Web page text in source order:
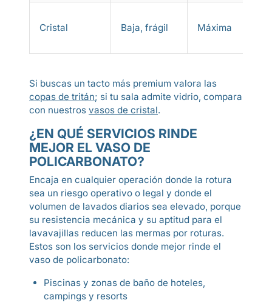
Cristal Baja, frágil Máxima
Si buscas un tacto más premium valora las
copas de tritán; si tu sala admite vidrio, compara
con nuestros vasos de cristal.
¿EN QUÉ SERVICIOS RINDE
MEJOR EL VASO DE
POLICARBONATO?
Encaja en cualquier operación donde la rotura
sea un riesgo operativo o legal y donde el
volumen de lavados diarios sea elevado, porque
su resistencia mecánica y su aptitud para el
lavavajillas reducen las mermas por roturas.
Estos son los servicios donde mejor rinde el
vaso de policarbonato:
Piscinas y zonas de baño de hoteles,
campings y resorts